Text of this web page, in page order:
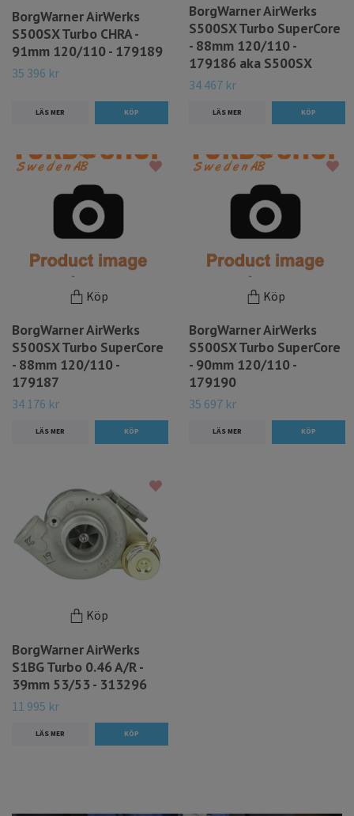
BorgWarner AirWerks
S500SX Turbo CHRA -
91mm 120/110 - 179189
35 396 kr
LÄS MER
BorgWarner AirWerks
S500SX Turbo SuperCore
- 88mm 120/110 -
179186 aka S500SX
34 467 kr
LÄS MER
Köp
BorgWarner AirWerks
S500SX Turbo SuperCore
- 88mm 120/110 -
179187
34 176 kr
LÄS MER
Köp
BorgWarner AirWerks
S500SX Turbo SuperCore
- 90mm 120/110 -
179190
35 697 kr
LÄS MER
Köp
BorgWarner AirWerks
S1BG Turbo 0.46 A/R -
39mm 53/53 - 313296
11 995 kr
LÄS MER